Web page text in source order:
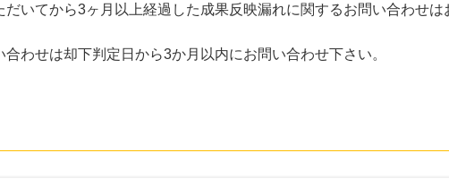
いてから3ヶ月以上経過した成果反映漏れに関するお問い合わせ
わせは却下判定日から3か月以内にお問い合わせ下さい。